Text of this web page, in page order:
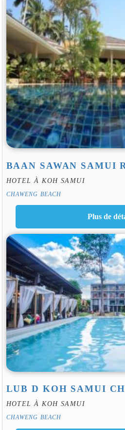
BAAN SAWAN SAMUI
HOTEL À KOH SAMUI
CHAWENG BEACH
LUB D KOH SAMUI
HOTEL À KOH SAMUI
CHAWENG BEACH